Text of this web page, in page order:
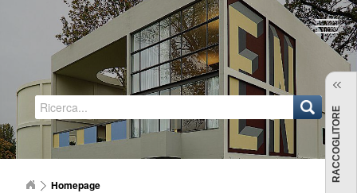
Regione Emilia-Romagna
Homepage
RACCOGLITORE